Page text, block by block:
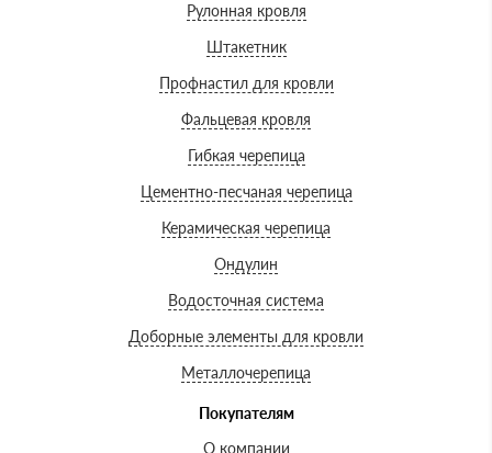
Рулонная кровля
Штакетник
Профнастил для кровли
Фальцевая кровля
Гибкая черепица
Цементно-песчаная черепица
Керамическая черепица
Ондулин
Водосточная система
Доборные элементы для кровли
Металлочерепица
Покупателям
О компании